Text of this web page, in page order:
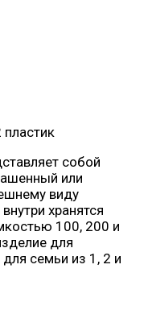
собой
или
виду
хранятся
100, 200 и
для
семьи из 1, 2 и